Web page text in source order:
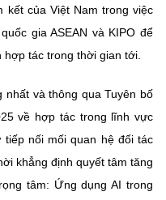
kết của Việt Nam trong việc
gia ASEAN và KIPO để
tác trong thời gian tới.
nhất và thông qua Tuyên bố
về hợp tác trong lĩnh vực
tiếp nối mối quan hệ đối tác
khẳng định quyết tâm tăng
tâm: Ứng dụng AI trong